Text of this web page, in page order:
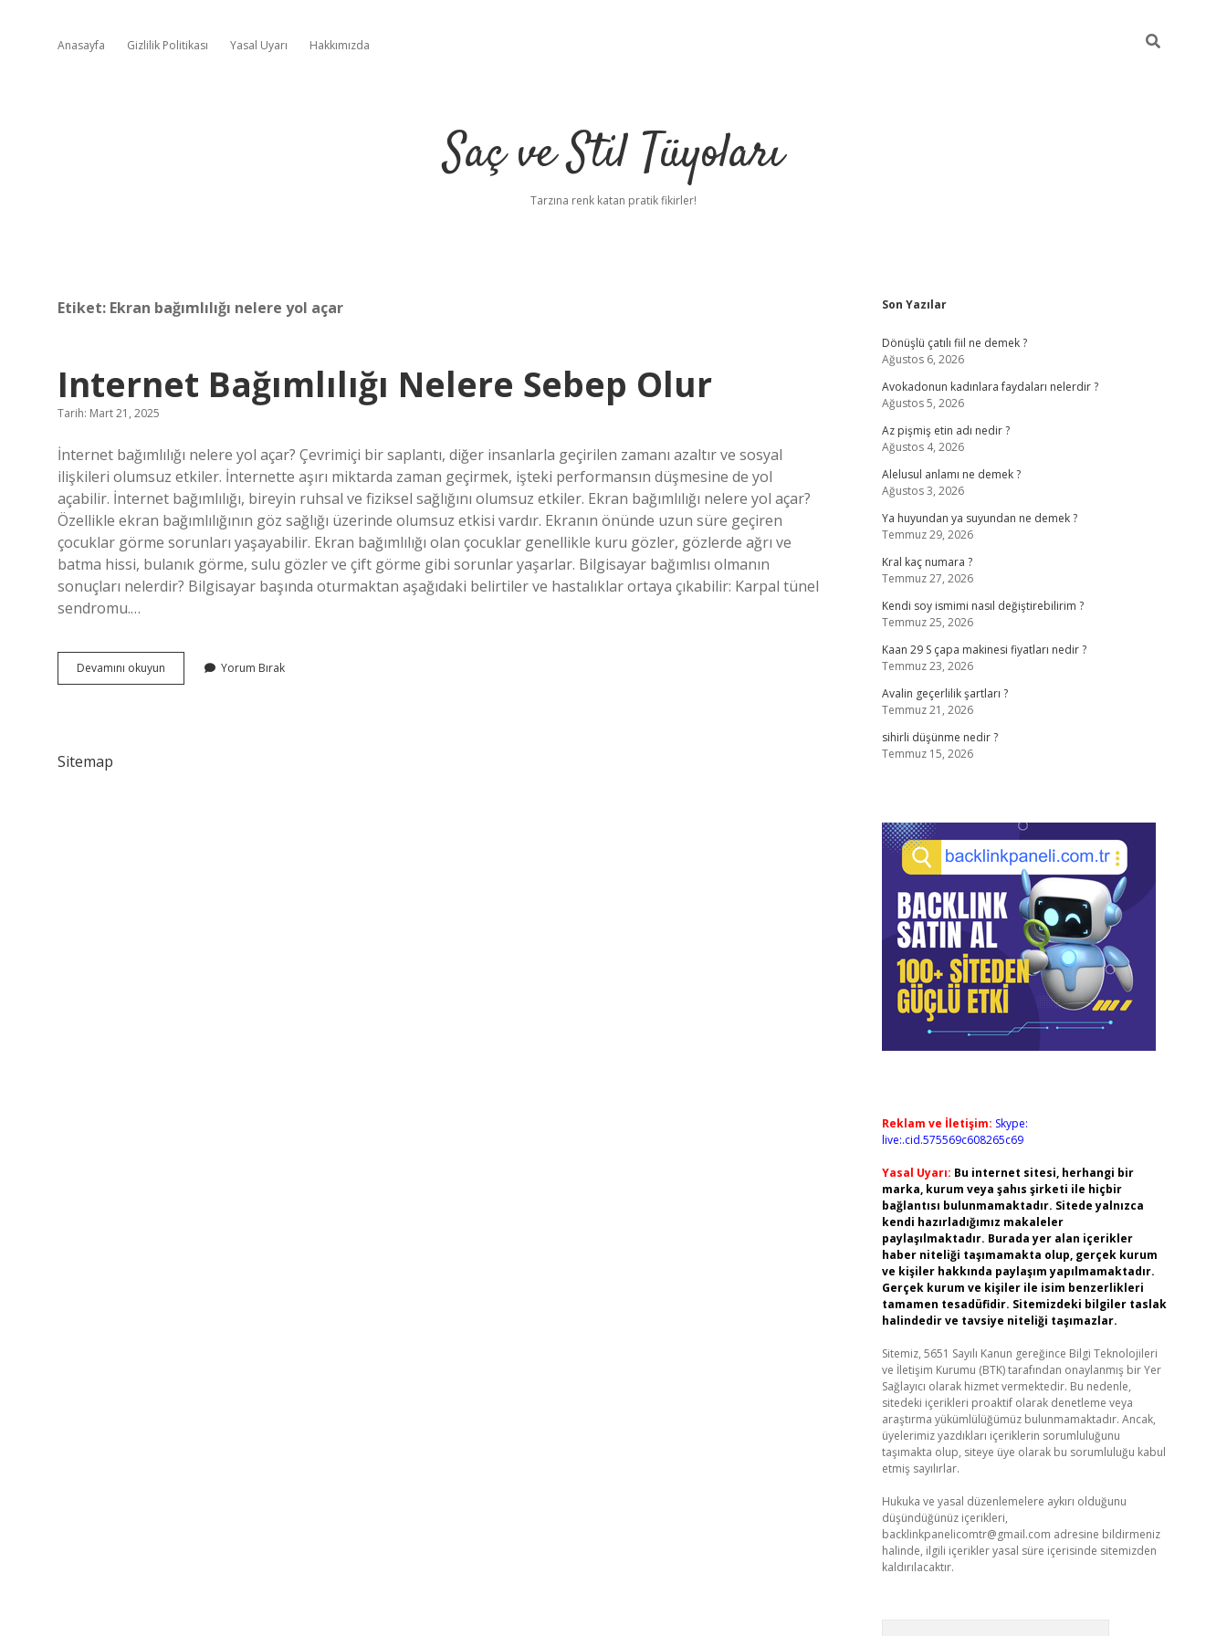
Anasayfa Gizlilik Politikası Yasal Uyarı Hakkımızda
Saç ve Stil Tüyoları
Tarzına renk katan pratik fikirler!
Etiket: Ekran bağımlılığı nelere yol açar
Internet Bağımlılığı Nelere Sebep Olur
Tarih: Mart 21, 2025
İnternet bağımlılığı nelere yol açar? Çevrimiçi bir saplantı, diğer insanlarla geçirilen zamanı azaltır ve sosyal
ilişkileri olumsuz etkiler. İnternette aşırı miktarda zaman geçirmek, işteki performansın düşmesine de yol
açabilir. İnternet bağımlılığı, bireyin ruhsal ve fiziksel sağlığını olumsuz etkiler. Ekran bağımlılığı nelere yol açar?
Özellikle ekran bağımlılığının göz sağlığı üzerinde olumsuz etkisi vardır. Ekranın önünde uzun süre geçiren
çocuklar görme sorunları yaşayabilir. Ekran bağımlılığı olan çocuklar genellikle kuru gözler, gözlerde ağrı ve
batma hissi, bulanık görme, sulu gözler ve çift görme gibi sorunlar yaşarlar. Bilgisayar bağımlısı olmanın
sonuçları nelerdir? Bilgisayar başında oturmaktan aşağıdaki belirtiler ve hastalıklar ortaya çıkabilir: Karpal tünel
sendromu.…
Devamını okuyun
Bağımlılığı
Yorum Bırak
Sitemap
Sidebar
Son Yazılar
Dönüşlü çatılı fiil ne demek ?
Ağustos 6, 2026
Avokadonun kadınlara faydaları nelerdir ?
Ağustos 5, 2026
Az pişmiş etin adı nedir ?
Ağustos 4, 2026
Alelusul anlamı ne demek ?
Ağustos 3, 2026
Ya huyundan ya suyundan ne demek ?
Temmuz 29, 2026
Kral kaç numara ?
Temmuz 27, 2026
Kendi soy ismimi nasıl değiştirebilirim ?
Temmuz 25, 2026
Kaan 29 S çapa makinesi fiyatları nedir ?
Temmuz 23, 2026
Avalin geçerlilik şartları ?
Temmuz 21, 2026
sihirli düşünme nedir ?
Temmuz 15, 2026
Reklam ve İletişim: Skype:
live:.cid.575569c608265c69
Yasal Uyarı: Bu internet sitesi, herhangi bir
marka, kurum veya şahıs şirketi ile hiçbir
bağlantısı bulunmamaktadır. Sitede yalnızca
kendi hazırladığımız makaleler
paylaşılmaktadır. Burada yer alan içerikler
haber niteliği taşımamakta olup, gerçek kurum
ve kişiler hakkında paylaşım yapılmamaktadır.
Gerçek kurum ve kişiler ile isim benzerlikleri
tamamen tesadüfidir. Sitemizdeki bilgiler taslak
halindedir ve tavsiye niteliği taşımazlar.
Sitemiz, 5651 Sayılı Kanun gereğince Bilgi Teknolojileri
ve İletişim Kurumu (BTK) tarafından onaylanmış bir Yer
Sağlayıcı olarak hizmet vermektedir. Bu nedenle,
sitedeki içerikleri proaktif olarak denetleme veya
araştırma yükümlülüğümüz bulunmamaktadır. Ancak,
üyelerimiz yazdıkları içeriklerin sorumluluğunu
taşımakta olup, siteye üye olarak bu sorumluluğu kabul
etmiş sayılırlar.
Hukuka ve yasal düzenlemelere aykırı olduğunu
düşündüğünüz içerikleri,
backlinkpanelicomtr@gmail.com adresine bildirmeniz
halinde, ilgili içerikler yasal süre içerisinde sitemizden
kaldırılacaktır.